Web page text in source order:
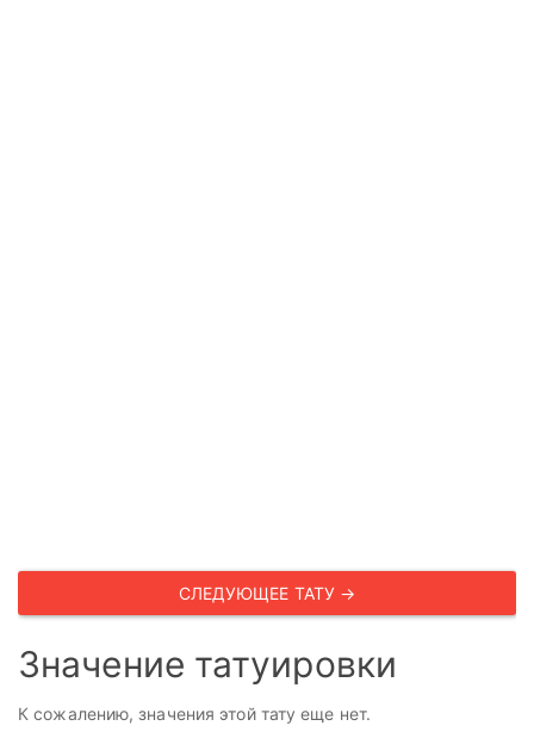
СЛЕДУЮЩЕЕ ТАТУ →
Значение татуировки
К сожалению, значения этой тату еще нет.